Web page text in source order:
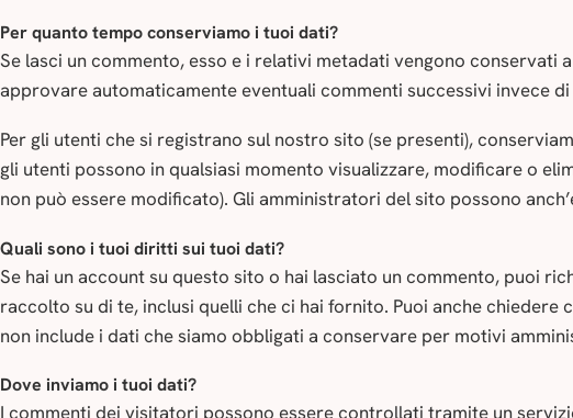
Per quanto tempo conserviamo i tuoi dati?
Se lasci un commento, esso e i relativi metadati vengono
approvare automaticamente eventuali commenti successivi invece
Per gli utenti che si registrano sul nostro sito (se presenti),
gli utenti possono in qualsiasi momento visualizzare, modificare o
non può essere modificato). Gli amministratori del sito possono
Quali sono i tuoi diritti sui tuoi dati?
Se hai un account su questo sito o hai lasciato un commento, puoi
raccolto su di te, inclusi quelli che ci hai fornito. Puoi anche
non include i dati che siamo obbligati a conservare per motivi
Dove inviamo i tuoi dati?
I commenti dei visitatori possono essere controllati tramite un